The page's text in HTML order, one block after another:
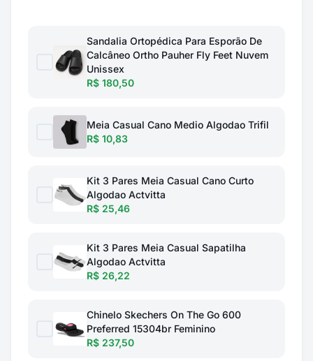
Sandalia Ortopédica Para Esporão De
Calcâneo Ortho Pauher Fly Feet Nuvem
Unissex
R$ 180,50
Meia Casual Cano Medio Algodao Trifil
R$ 10,83
Kit 3 Pares Meia Casual Cano Curto
Algodao Actvitta
R$ 25,46
Kit 3 Pares Meia Casual Sapatilha
Algodao Actvitta
R$ 26,22
Chinelo Skechers On The Go 600
Preferred 15304br Feminino
R$ 237,50